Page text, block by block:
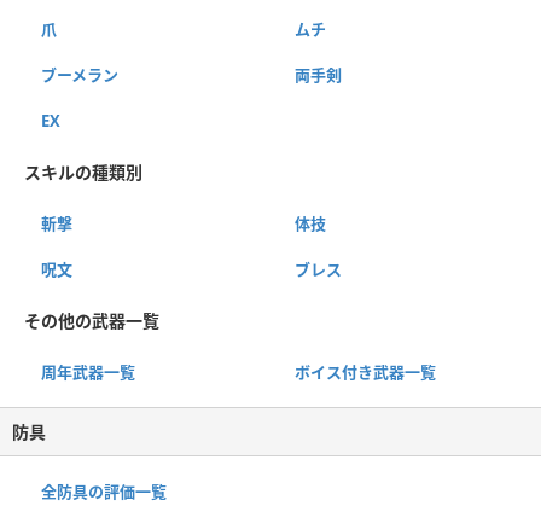
爪 ムチ
ブーメラン 両手剣
EX
スキルの種類別
斬撃 体技
呪文 ブレス
その他の武器一覧
周年武器一覧 ボイス付き武器一覧
防具
全防具の評価一覧